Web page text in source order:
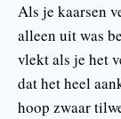
Als je kaarsen
alleen uit was
vlekt als je het
dat het heel
hoop zwaar